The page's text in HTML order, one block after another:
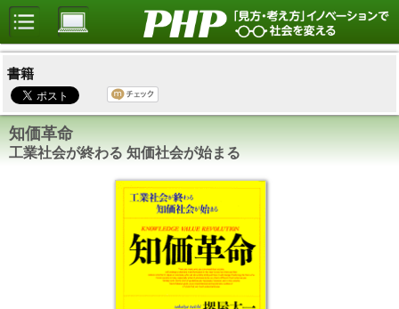
書籍
知価革命
工業社会が終わる 知価社会が始まる